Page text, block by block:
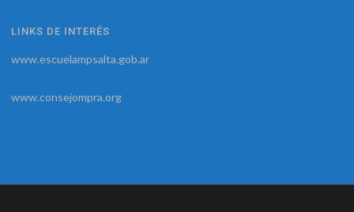
LINKS DE INTERÉS
www.escuelampsalta.gob.ar
www.consejompra.org